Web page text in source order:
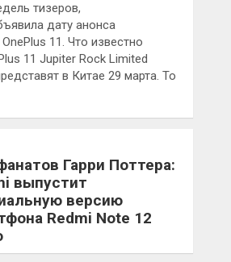
тизеров,
дату анонса
11. Что известно
11 Jupiter Rock Limited
в Китае 29 марта. То
Гарри Поттера:
выпустит
версию
Redmi Note 12